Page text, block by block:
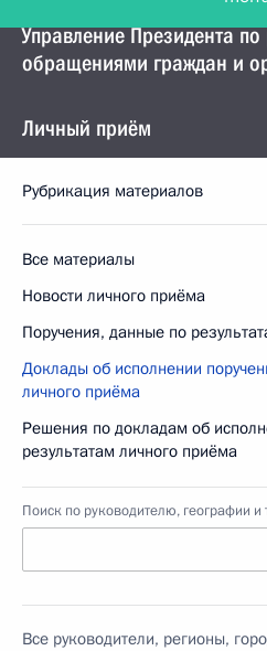
Управление Президента по
обращениями граждан и
Личный приём
Рубрикация материалов
Все материалы
Новости личного приёма
Поручения, данные по
Доклады об исполнении
личного приёма
Решения по докладам об
результатам личного приёма
Поиск по руководителю, географии и
Все руководители, регионы,